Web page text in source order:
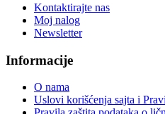
Kontaktirajte nas
Moj nalog
Newsletter
Informacije
O nama
Uslovi korišćenja sajta i